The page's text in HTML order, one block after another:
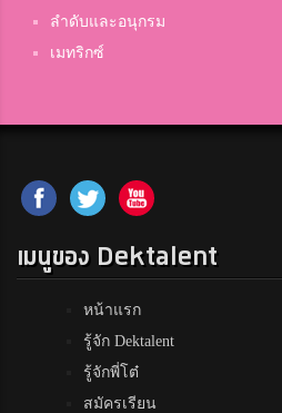
ลำดับและอนุกรม
เมทริกซ์
เมนูของ Dektalent
หน้าแรก
รู้จัก Dektalent
รู้จักพี่โต๋
สมัครเรียน